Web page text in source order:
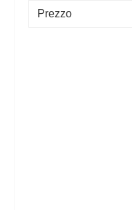
Prezzo